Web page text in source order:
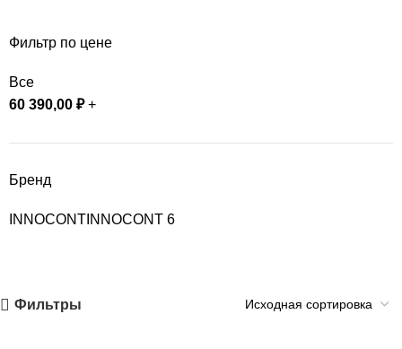
Фильтр по цене
Все
60 390,00 ₽+
Бренд
INNOCONT INNOCONT 6
Фильтры